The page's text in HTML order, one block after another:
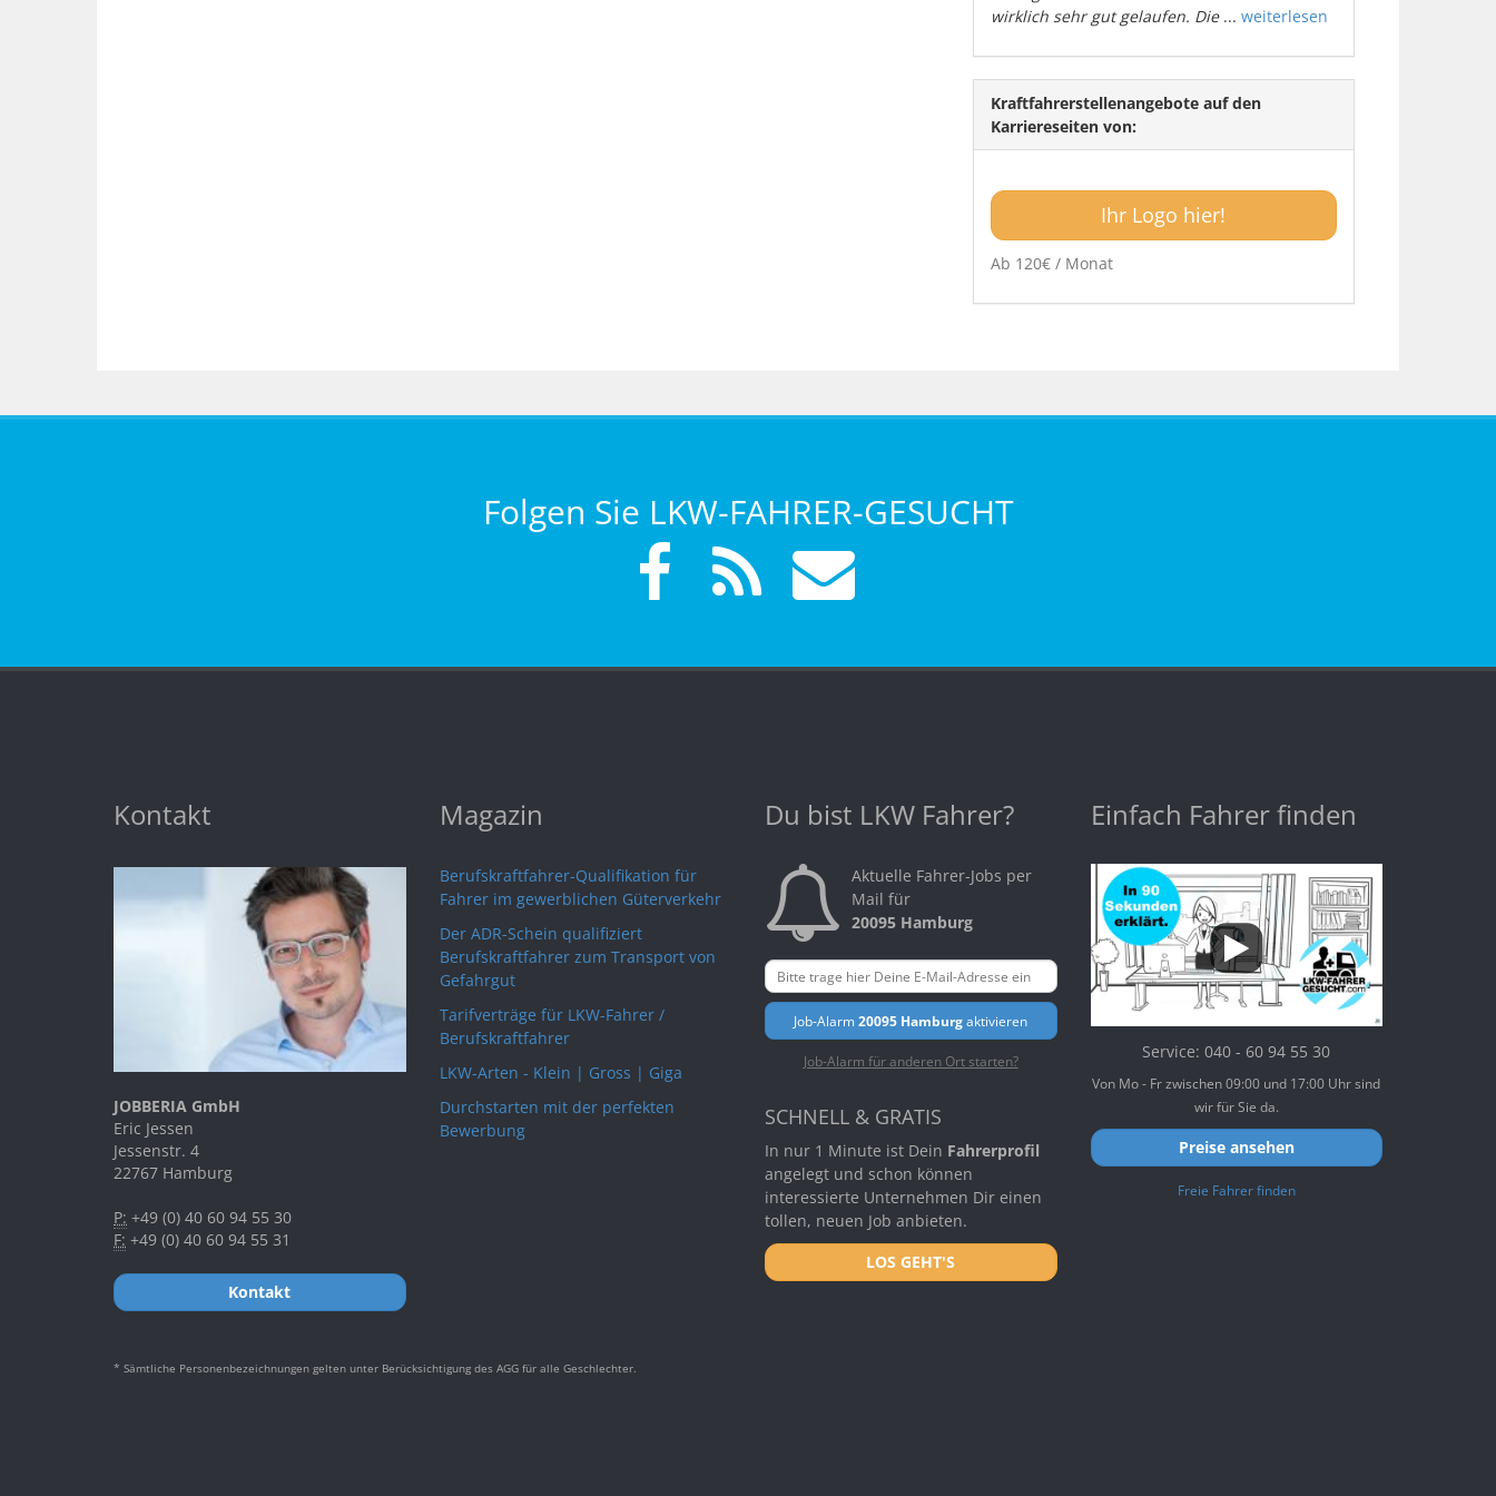
wirklich sehr gut gelaufen. Die... weiterlesen
Kraftfahrerstellenangebote auf den
Karriereseiten von:
Ihr Logo hier!
Ab 120€ / Monat
Folgen Sie LKW-FAHRER-GESUCHT
Kontakt
JOBBERIA GmbH
Eric Jessen
Jessenstr. 4
22767 Hamburg
P: +49 (0) 40 60 94 55 30
F: +49 (0) 40 60 94 55 31
Kontakt
Magazin
Berufskraftfahrer-Qualifikation für
Fahrer im gewerblichen Güterverkehr
Der ADR-Schein qualifiziert
Berufskraftfahrer zum Transport von
Gefahrgut
Tarifverträge für LKW-Fahrer /
Berufskraftfahrer
LKW-Arten - Klein | Gross | Giga
Durchstarten mit der perfekten
Bewerbung
Du bist LKW Fahrer?
Aktuelle Fahrer-Jobs per
Mail für
20095 Hamburg
Job-Alarm20095 Hamburgaktivieren
Job-Alarm für anderen Ort starten?
SCHNELL & GRATIS
In nur 1 Minute ist Dein Fahrerprofil
angelegt und schon können
interessierte Unternehmen Dir einen
tollen, neuen Job anbieten.
LOS GEHT'S
Einfach Fahrer finden
Service: 040 - 60 94 55 30
Von Mo - Fr zwischen 09:00 und 17:00 Uhr sind
wir für Sie da.
Preise ansehen
Freie Fahrer finden
* Sämtliche Personenbezeichnungen gelten unter Berücksichtigung des AGG für alle Geschlechter.